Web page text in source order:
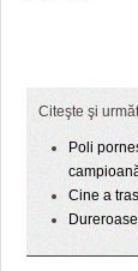
Citeşte şi
Poli
Cine a